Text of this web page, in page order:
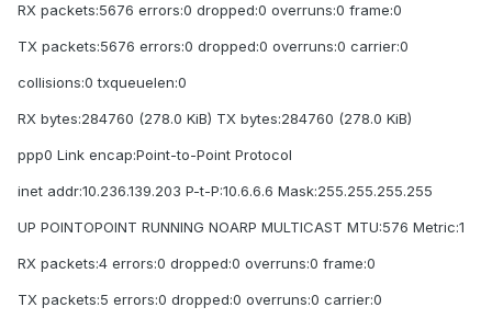
RX packets:5676 errors:0 dropped:0 overruns:0 frame:0
TX packets:5676 errors:0 dropped:0 overruns:0 carrier:0
collisions:0 txqueuelen:0
RX bytes:284760 (278.0 KiB) TX bytes:284760 (278.0 KiB)
ppp0 Link encap:Point-to-Point Protocol
inet addr:10.236.139.203 P-t-P:10.6.6.6 Mask:255.255.255.255
UP POINTOPOINT RUNNING NOARP MULTICAST MTU:576 Metric:1
RX packets:4 errors:0 dropped:0 overruns:0 frame:0
TX packets:5 errors:0 dropped:0 overruns:0 carrier:0